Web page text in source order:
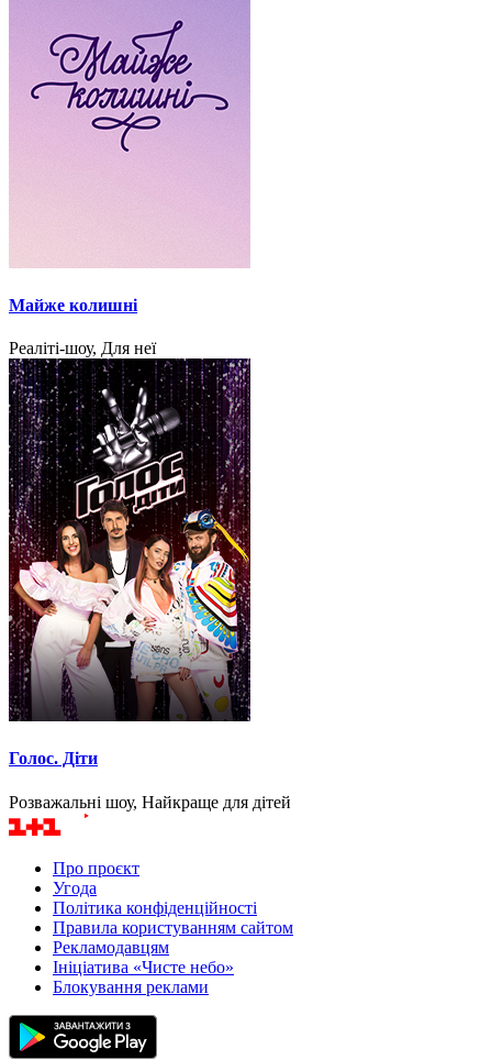
Майже колишні
Реаліті-шоу, Для неї
Голос. Діти
Розважальні шоу, Найкраще для дітей
Про проєкт
Угода
Політика конфіденційності
Правила користуванням сайтом
Рекламодавцям
Ініціатива «Чисте небо»
Блокування реклами